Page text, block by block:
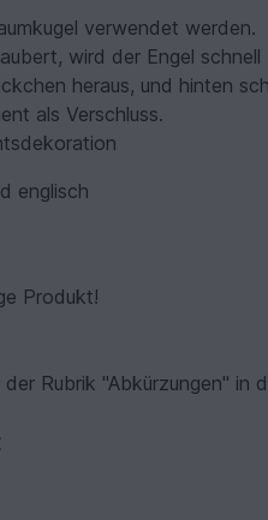
verwendet werden.
wird der Engel schnell
heraus, und hinten
als Verschluss.
englisch
Produkt!
Rubrik "Abkürzungen" in